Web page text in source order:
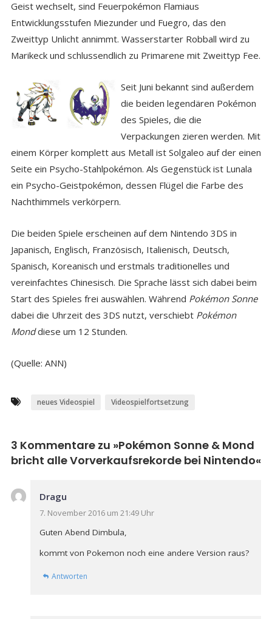
Geist wechselt, sind Feuerpokémon Flamiaus
Entwicklungsstufen Miezunder und Fuegro, das den
Zweittyp Unlicht annimmt. Wasserstarter Robball wird zu
Marikeck und schlussendlich zu Primarene mit Zweittyp Fee.
Seit Juni bekannt sind außerdem
die beiden legendären Pokémon
des Spieles, die die
Verpackungen zieren werden. Mit
einem Körper komplett aus Metall ist Solgaleo auf der einen
Seite ein Psycho-Stahlpokémon. Als Gegenstück ist Lunala
ein Psycho-Geistpokémon, dessen Flügel die Farbe des
Nachthimmels verkörpern.
Die beiden Spiele erscheinen auf dem Nintendo 3DS in
Japanisch, Englisch, Französisch, Italienisch, Deutsch,
Spanisch, Koreanisch und erstmals traditionelles und
vereinfachtes Chinesisch. Die Sprache lässt sich dabei beim
Start des Spieles frei auswählen. Während Pokémon Sonne
dabei die Uhrzeit des 3DS nutzt, verschiebt Pokémon
Monddiese um 12 Stunden.
(Quelle: ANN)
neues Videospiel Videospielfortsetzung
3 Kommentare zu »Pokémon Sonne & Mond
bricht alle Vorverkaufsrekorde bei Nintendo«
Dragu
7. November 2016 um 21:49 Uhr
Guten Abend Dimbula,
kommt von Pokemon noch eine andere Version raus?
Antworten